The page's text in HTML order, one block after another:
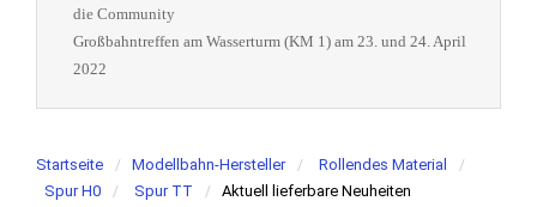
die Community
Großbahntreffen am Wasserturm (KM 1) am 23. und 24. April
2022
Startseite Modellbahn-Hersteller
Rollendes Material
Spur H0
Spur TT
Aktuell lieferbare Neuheiten